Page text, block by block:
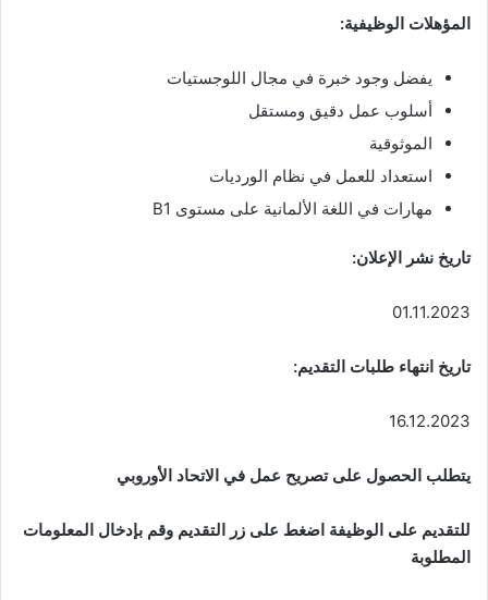
المؤهلات الوظيفية:
يفضل وجود خبرة في مجال اللوجستيات
أسلوب عمل دقيق ومستقل
الموثوقية
استعداد للعمل في نظام الورديات
مهارات في اللغة الألمانية على مستوى B1
تاريخ نشر الإعلان:
01.11.2023
تاريخ انتهاء طلبات التقديم:
16.12.2023
يتطلب الحصول على تصريح عمل في الاتحاد الأوروبي
للتقديم على الوظيفة اضغط على زر التقديم وقم بإدخال المعلومات
المطلوبة